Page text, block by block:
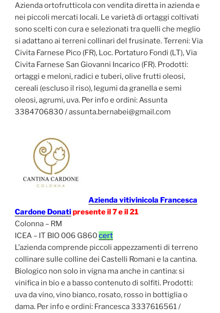
Azienda ortofrutticola con vendita diretta in azienda e
nei piccoli mercati locali. Le varietà di ortaggi coltivati
sono scelti con cura e selezionati tra quelli che meglio
si adattano ai terreni collinari del frusinate. Terreni: Via
Civita Farnese Pico (FR), Loc. Portaturo Fondi (LT), Via
Civita Farnese San Giovanni Incarico (FR). Prodotti:
ortaggi e meloni, radici e tuberi, olive frutti oleosi,
cereali (escluso il riso), legumi da granella e semi
oleosi, agrumi, uva. Per info e ordini: Assunta
3384706830 / assunta.bernabei@gmail.com
Azienda vitivinicola Francesca
Cardone Donatipresente il 7 e il 21
Colonna – RM
ICEA – IT BIO 006 G860cert
L’azienda comprende piccoli appezzamenti di terreno
collinare sulle colline dei Castelli Romani e la cantina.
Biologico non solo in vigna ma anche in cantina: si
vinifica in bio e a basso contenuto di solfiti. Prodotti:
uva da vino, vino bianco, rosato, rosso in bottiglia o
dama. Per info e ordini: Francesca 3337616561 /